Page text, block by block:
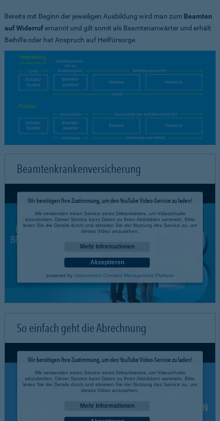
Bereits mit Beginn der jeweiligen Ausbildung wird man zum Beamten
auf Widerrufernannt und gilt somit als Beamtenanwärter und erhält
Beihilfe oder hat Anspruch auf Heilfürsorge.
Beamtenkrankenversicherung
Wir benötigen Ihre Zustimmung, um den YouTube Video-Service zu laden!
Wir verwenden einen Service eines Drittanbieters, um Videoinhalte
einzubetten. Dieser Service kann Daten zu Ihren Aktivitäten sammeln. Bitte
lesen Sie die Details durch und stimmen Sie der Nutzung des Service zu, um
dieses Video anzusehen.
Mehr Informationen
Akzeptieren
powered by Usercentrics Consent Management Platform
So einfach geht die Abrechnung
Wir benötigen Ihre Zustimmung, um den YouTube Video-Service zu laden!
Wir verwenden einen Service eines Drittanbieters, um Videoinhalte
einzubetten. Dieser Service kann Daten zu Ihren Aktivitäten sammeln. Bitte
lesen Sie die Details durch und stimmen Sie der Nutzung des Service zu, um
dieses Video anzusehen.
Mehr Informationen